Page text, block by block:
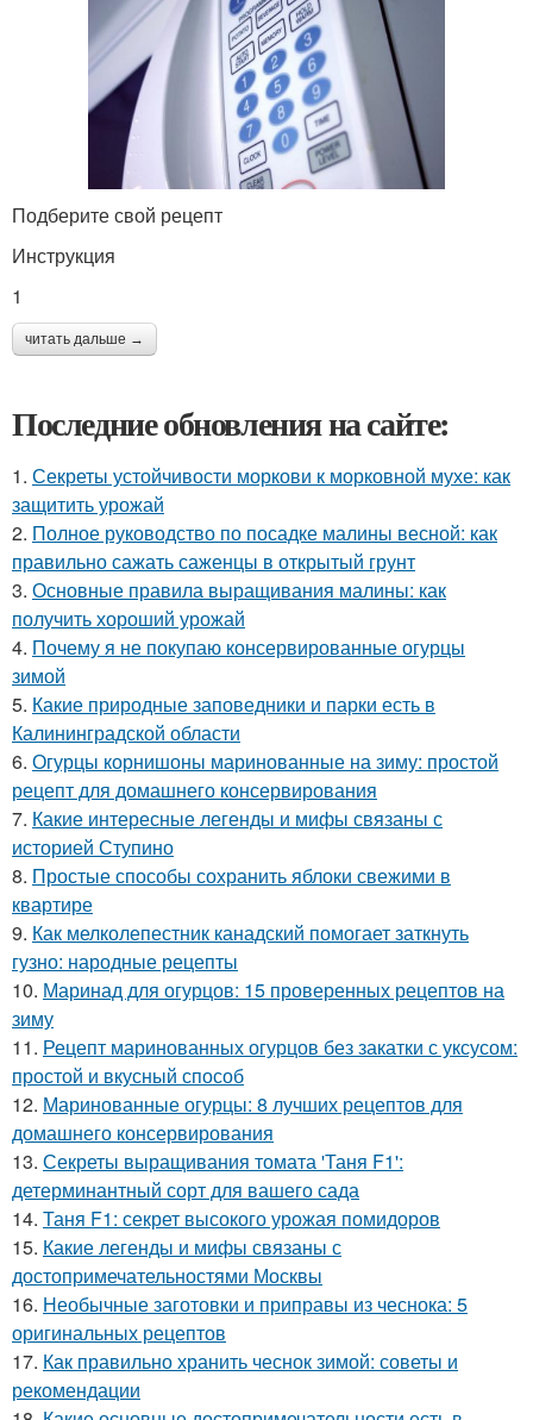
Подберите свой рецепт
Инструкция
1
читать дальше →
Последние обновления на сайте:
1. Секреты устойчивости моркови к морковной мухе: как
защитить урожай
2. Полное руководство по посадке малины весной: как
правильно сажать саженцы в открытый грунт
3. Основные правила выращивания малины: как
получить хороший урожай
4. Почему я не покупаю консервированные огурцы
зимой
5. Какие природные заповедники и парки есть в
Калининградской области
6. Огурцы корнишоны маринованные на зиму: простой
рецепт для домашнего консервирования
7. Какие интересные легенды и мифы связаны с
историей Ступино
8. Простые способы сохранить яблоки свежими в
квартире
9. Как мелколепестник канадский помогает заткнуть
гузно: народные рецепты
10. Маринад для огурцов: 15 проверенных рецептов на
зиму
11. Рецепт маринованных огурцов без закатки с уксусом:
простой и вкусный способ
12. Маринованные огурцы: 8 лучших рецептов для
домашнего консервирования
13. Секреты выращивания томата 'Таня F1':
детерминантный сорт для вашего сада
14. Таня F1: секрет высокого урожая помидоров
15. Какие легенды и мифы связаны с
достопримечательностями Москвы
16. Необычные заготовки и приправы из чеснока: 5
оригинальных рецептов
17. Как правильно хранить чеснок зимой: советы и
рекомендации